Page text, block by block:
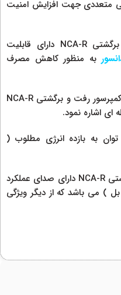
متعددی جهت افزایش امنیت
چیلر هوایی نیک کمپرسور رفت و برگشتی NCA-R دارای قابلیت
به منظور کاهش مصرف
از دیگر قابلیت های چیلر هوایی نیک کمپرسور رفت و برگشتی NCA-R
اشاره نمود.
به بازده انرژی مطلوب (
چیلر هوایی نیک کمپرسور رفت و برگشتی NCA-R دارای صدای عملکرد
صدا : کمتر از 86 دسی بل ) می باشد که از دیگر ویژگی